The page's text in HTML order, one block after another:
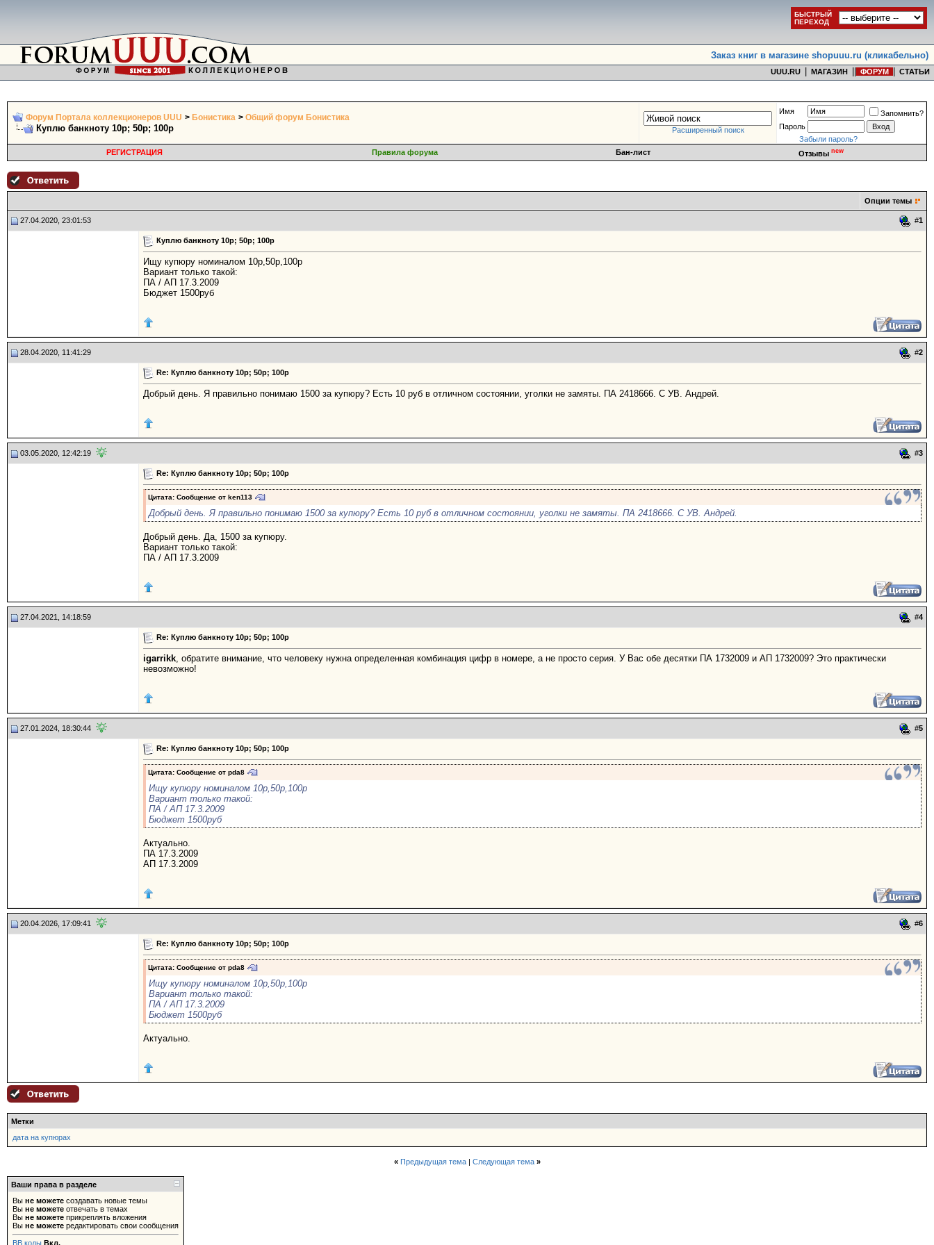
БЫСТРЫЙ
ПЕРЕХОД
Заказ книг в магазине shopuuu.ru (кликабельно)
UUU.RU МАГАЗИН ФОРУМ СТАТЬИ
Форум Портала коллекционеров UUU > Бонистика > Общий форум Бонистика
Куплю банкноту 10р; 50р; 100р Расширенный поиск
Имя
Запомнить?
Пароль
Забыли пароль?
РЕГИСТРАЦИЯ
Правила форума Бан-лист Отзывы new
Опции темы
27.04.2020, 23:01:53 #1
Куплю банкноту 10р; 50р; 100р
Ищу купюру номиналом 10р,50р,100р
Вариант только такой:
ПА / АП 17.3.2009
Бюджет 1500руб
28.04.2020, 11:41:29 #2
Re: Куплю банкноту 10р; 50р; 100р
Добрый день. Я правильно понимаю 1500 за купюру? Есть 10 руб в отличном состоянии, уголки не замяты. ПА 2418666. С УВ. Андрей.
03.05.2020, 12:42:19 #3
Re: Куплю банкноту 10р; 50р; 100р
Цитата: Сообщение от ken113
Добрый день. Я правильно понимаю 1500 за купюру? Есть 10 руб в отличном состоянии, уголки не замяты. ПА 2418666. С УВ. Андрей.
Добрый день. Да, 1500 за купюру.
Вариант только такой:
ПА / АП 17.3.2009
27.04.2021, 14:18:59 #4
Re: Куплю банкноту 10р; 50р; 100р
igarrikk, обратите внимание, что человеку нужна определенная комбинация цифр в номере, а не просто серия. У Вас обе десятки ПА 1732009 и АП 1732009? Это практически
невозможно!
27.01.2024, 18:30:44 #5
Re: Куплю банкноту 10р; 50р; 100р
Цитата: Сообщение от pda8
Ищу купюру номиналом 10р,50р,100р
Вариант только такой:
ПА / АП 17.3.2009
Бюджет 1500руб
Актуально.
ПА 17.3.2009
АП 17.3.2009
20.04.2026, 17:09:41 #6
Re: Куплю банкноту 10р; 50р; 100р
Цитата: Сообщение от pda8
Ищу купюру номиналом 10р,50р,100р
Вариант только такой:
ПА / АП 17.3.2009
Бюджет 1500руб
Актуально.
Метки
дата на купюрах
« Предыдущая тема| Следующая тема »
Ваши права в разделе
Вы не можете создавать новые темы
Вы не можете отвечать в темах
Вы не можете прикреплять вложения
Вы не можете редактировать свои сообщения
BB коды Вкл.